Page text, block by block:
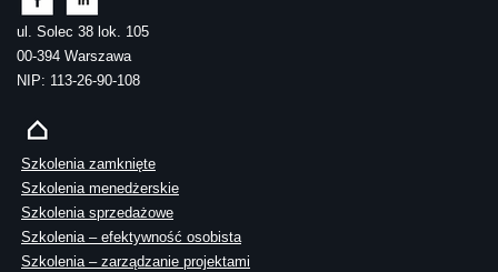
ul. Solec 38 lok. 105
00-394 Warszawa
NIP: 113-26-90-108
Szkolenia zamknięte
Szkolenia menedżerskie
Szkolenia sprzedażowe
Szkolenia – efektywność osobista
Szkolenia – zarządzanie projektami